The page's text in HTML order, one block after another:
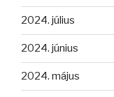
2024. július
2024. június
2024. május